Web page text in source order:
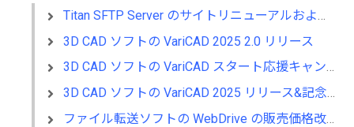
Titan SFTP Server のサイトリニューアルおよびサイト移転のご案内
3D CAD ソフトの VariCAD 2025 2.0 リリース
3D CAD ソフトの VariCAD スタート応援キャンペーン～SALE～
3D CAD ソフトの VariCAD 2025 リリース&記念セール同時開催
ファイル転送ソフトの WebDrive の販売価格改定のお知らせ